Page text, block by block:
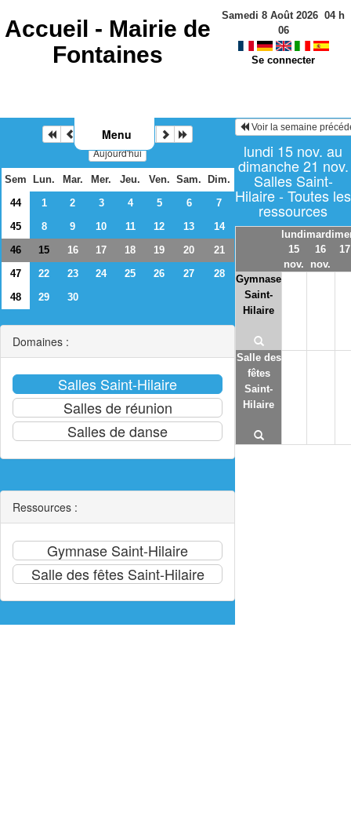
Accueil - Mairie de
Fontaines
Samedi 8 Août 2026 04h
06
Se connecter
Menu
Novembre 2021
Aujourd'hui
Sem Lun. Mar. Mer. Jeu. Ven. Sam. Dim.
44
1 2 3 4 5 6
7
45
8 9 10 11 12 13
14
46
15 16 17 18 19 20
21
47
22 23 24 25 26 27
28
48
29 30
Domaines :
Ressources :
Voir la semaine
lundi 15 nov. au
dimanche 21 nov.
Salles Saint-
Hilaire - Toutes les
ressources
lundi
15
nov.
mardi
16
nov.
Gymnase
Saint-
Hilaire
Salle des
fêtes
Saint-
Hilaire